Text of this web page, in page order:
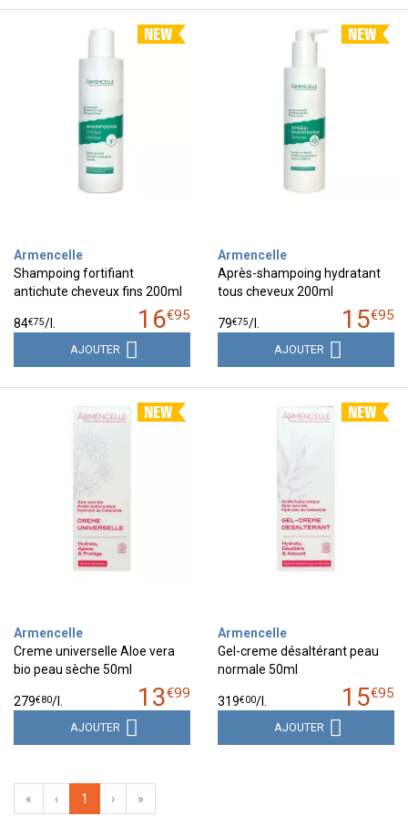
Armencelle
Shampoing fortifiant
antichute cheveux fins 200ml
16€95
84€75/
AJOUTER
Armencelle
Après-shampoing hydratant
tous cheveux 200ml
15€95
79€75/
AJOUTER
Armencelle
Creme universelle Aloe vera
bio peau sèche 50ml
13€99
279€80/
AJOUTER
Armencelle
Gel-creme désaltérant peau
normale 50ml
15€95
319€00/
AJOUTER
« ‹ 1 › »